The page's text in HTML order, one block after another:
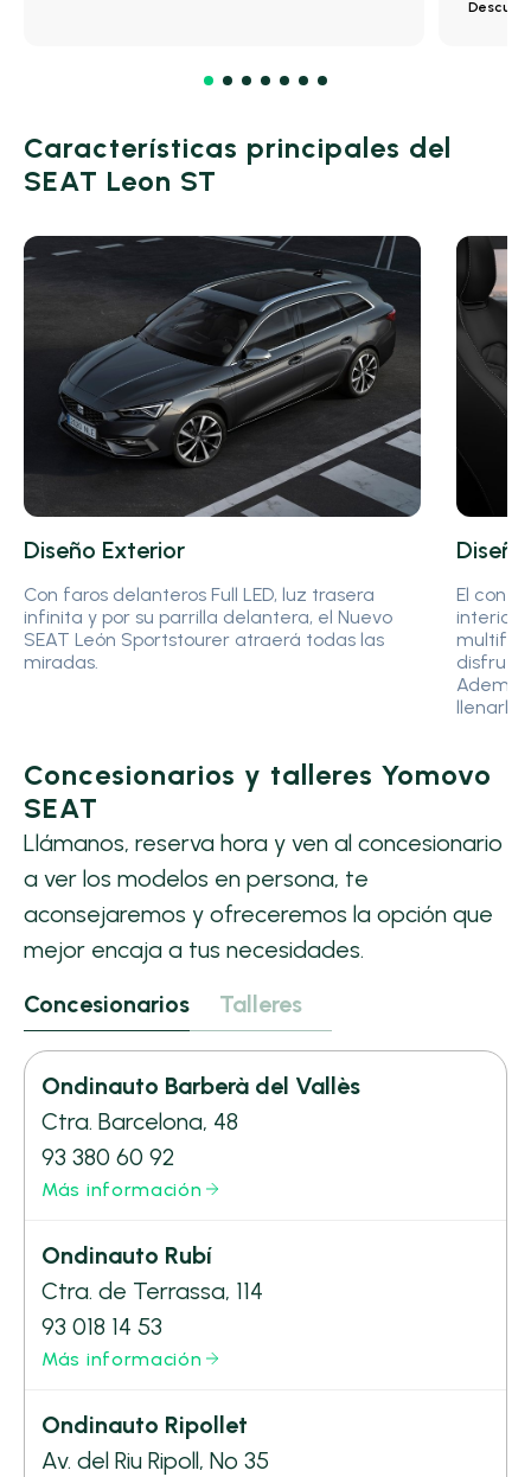
Características principales del
SEAT Leon ST
Diseño Exterior
Con faros delanteros Full LED, luz trasera
infinita y por su parrilla delantera, el Nuevo
SEAT León Sportstourer atraerá todas las
miradas.
El
interior
llenarlo
Concesionarios y talleres Yomovo
SEAT
Llámanos, reserva hora y ven al concesionario
a ver los modelos en persona, te
aconsejaremos y ofreceremos la opción que
mejor encaja a tus necesidades.
Concesionarios
Talleres
Ondinauto Barberà del Vallès
Ctra. Barcelona, 48
93 380 60 92
Más información
Ondinauto Rubí
Ctra. de Terrassa, 114
93 018 14 53
Más información
Ondinauto Ripollet
Av. del Riu Ripoll, Nº 35